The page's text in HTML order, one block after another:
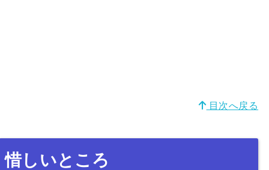
目次へ戻る
惜しいところ